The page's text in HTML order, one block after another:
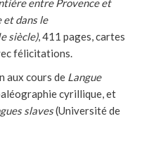
entre Provence et
et dans le
siècle), 411 pages, cartes
félicitations.
aux cours de Langue
cyrillique, et
slaves(Université de